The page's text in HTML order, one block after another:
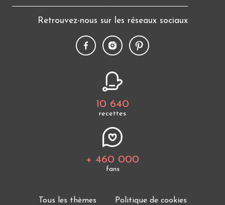
Retrouvez-nous sur les réseaux sociaux
10 640
recettes
+ 460 000
fans
Tous les thèmes Politique de cookies